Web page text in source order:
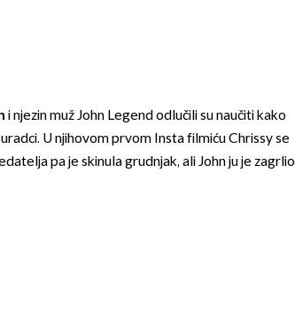
i njezin muž John Legend odlučili su naučiti kako
U njihovom prvom Insta filmiću Chrissy se
pa je skinula grudnjak, ali John ju je zagrlio